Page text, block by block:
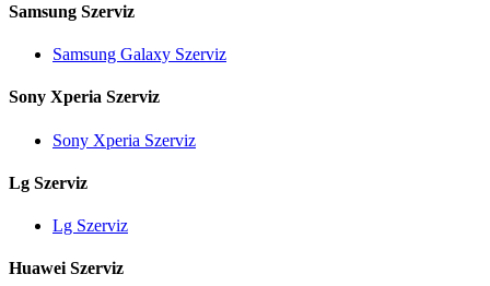
Samsung Szerviz
Samsung Galaxy Szerviz
Sony Xperia Szerviz
Sony Xperia Szerviz
Lg Szerviz
Lg Szerviz
Huawei Szerviz